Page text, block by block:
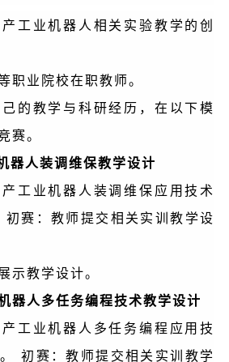
工业机器人相关实验教学的创
职业院校在职教师。
的教学与科研经历，在以下模
赛。
器人装调维保教学设计
工业机器人装调维保应用技术
赛：教师提交相关实训教学设
示教学设计。
器人多任务编程技术教学设计
工业机器人多任务编程应用技
初赛：教师提交相关实训教学